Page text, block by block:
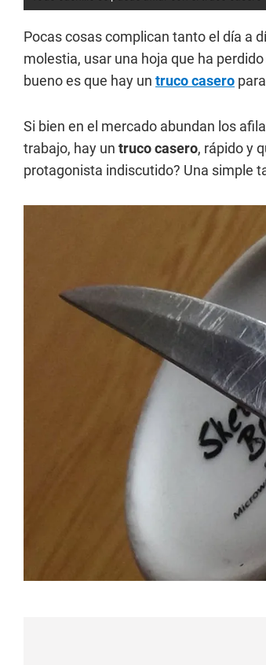
Pocas cosas complican tanto el día a
molestia, usar una hoja que ha perdido
bueno es que hay un truco casero
Si bien en el mercado abundan los
trabajo, hay un truco casero, rápido y
protagonista indiscutido? Una simple